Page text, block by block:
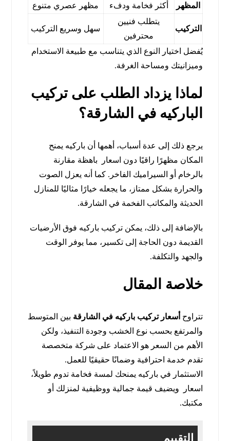
المظهر
أكثر فخامة ودفء مظهر عصري متنوع
التركيب
يتطلب فنيين
محترفين
سهل وسريع التركيب
يُفضل اختيار النوع الذي يتناسب مع طبيعة الاستخدام
وميزانيتك ومساحة الغرفة.
لماذا يزداد الطلب على تركيب
الباركيه في الشارقة؟
يرجع ذلك إلى عدة أسباب، أهمها أن باركيه يمنح
المكان مظهرًا راقيًا دون اسعار باهظة مقارنة
بالرخام أو السيراميك الفاخر. كما أنه يعزل الصوت
والحرارة بشكل ممتاز، ما يجعله خيارًا مثاليًا للمنازل
الحديثة والمكاتب الفخمة في الشارقة.
بالإضافة إلى ذلك، يمكن تركيب باركيه فوق الأرضيات
القديمة دون الحاجة إلى تكسير، مما يوفر الوقت
والجهد والتكلفة.
خلاصة المقال
تتراوح أسعار تركيب باركيه في الشارقة بين المتوسط
والمرتفع بحسب نوع الخشب وجودة التنفيذ، ولكن
الأهم من السعر هو الاعتماد على شركة متخصصة
تقدم خدمة احترافية وضمانًا حقيقيًا للعمل.
الاستثمار في باركيه يمنحك لمسة فخامة تدوم طويلاً،
اسعار ويضيف قيمة جمالية ووظيفية لمنزلك أو
مكتبك.
التقييم